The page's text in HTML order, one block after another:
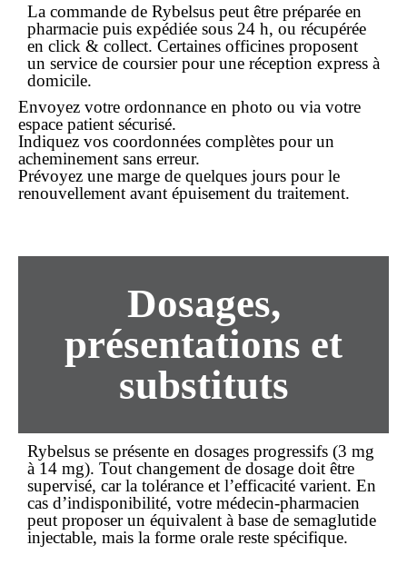
La commande de Rybelsus peut être préparée en
pharmacie puis expédiée sous 24 h, ou récupérée
en click & collect. Certaines officines proposent
un service de coursier pour une réception express à
domicile.
Envoyez votre ordonnance en photo ou via votre
espace patient sécurisé.
Indiquez vos coordonnées complètes pour un
acheminement sans erreur.
Prévoyez une marge de quelques jours pour le
renouvellement avant épuisement du traitement.
Dosages,
présentations et
substituts
Rybelsus se présente en dosages progressifs (3 mg
à 14 mg). Tout changement de dosage doit être
supervisé, car la tolérance et l’efficacité varient. En
cas d’indisponibilité, votre médecin-pharmacien
peut proposer un équivalent à base de semaglutide
injectable, mais la forme orale reste spécifique.